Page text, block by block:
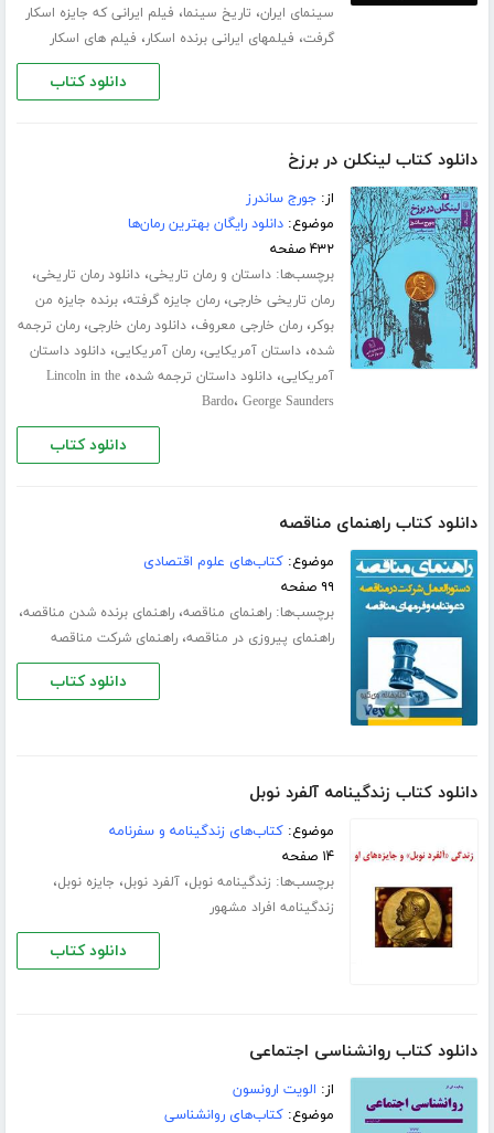
سینمای ایران، تاریخ سینما، فیلم ایرانی که جایزه اسکار
گرفت، فیلمهای ایرانی برنده اسکار، فیلم های اسکار
دانلود کتاب
دانلود کتاب لینکلن در برزخ
از:جورج ساندرز
موضوع:دانلود رایگان بهترین رمان‌ها
۴۳۲ صفحه
برچسب‌ها:داستان و رمان تاریخی،دانلود رمان تاریخی،
رمان تاریخی خارجی،رمان جایزه گرفته،برنده جایزه من
بوکر،رمان خارجی معروف،دانلود رمان خارجی،رمان ترجمه
شده،داستان آمریکایی،رمان آمریکایی،دانلود داستان
آمریکایی،دانلود داستان ترجمه شده،Lincoln in the
Bardo، George Saunders
دانلود کتاب
دانلود کتاب راهنمای مناقصه
موضوع:کتاب‌های علوم اقتصادی
۹۹ صفحه
برچسب‌ها:راهنمای مناقصه،راهنمای برنده شدن مناقصه،
راهنمای پیروزی در مناقصه،راهنمای شرکت مناقصه
دانلود کتاب
دانلود کتاب زندگینامه آلفرد نوبل
موضوع:کتاب‌های زندگینامه و سفرنامه
۱۴ صفحه
برچسب‌ها: زندگینامه نوبل،آلفرد نوبل، جایزه نوبل،
زندگینامه افراد مشهور
دانلود کتاب
دانلود کتاب روانشناسی اجتماعی
از: الویت ارونسون
موضوع:کتاب‌های روانشناسی